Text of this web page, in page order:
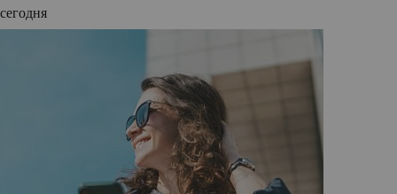
сегодня